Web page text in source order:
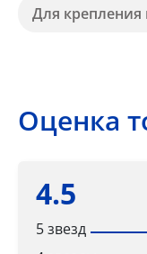
Для крепления
Оценка
4.5
5 звезд